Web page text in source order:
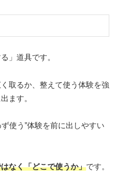
」道具です。
取るか、整えて使う体験を強
ます。
使う”体験を前に出しやすい
なく「どこで使うか」です。